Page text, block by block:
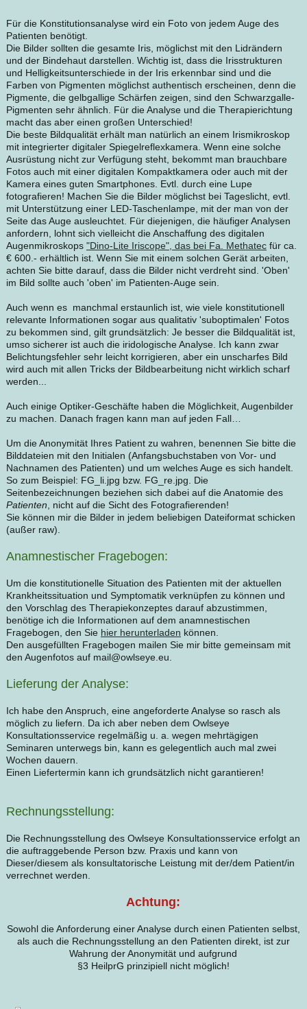
Für die Konstitutionsanalyse wird ein Foto von jedem Auge des
Patienten benötigt.
Die Bilder sollten die gesamte Iris, möglichst mit den Lidrändern
und der Bindehaut darstellen. Wichtig ist, dass die Irisstrukturen
und Helligkeitsunterschiede in der Iris erkennbar sind und die
Farben von Pigmenten möglichst authentisch erscheinen, denn die
Pigmente, die gelbgallige Schärfen zeigen, sind den Schwarzgalle-
Pigmenten sehr ähnlich. Für die Analyse und die Therapierichtung
macht das aber einen großen Unterschied!
Die beste Bildqualität erhält man natürlich an einem Irismikroskop
mit integrierter digitaler Spiegelreflexkamera. Wenn eine solche
Ausrüstung nicht zur Verfügung steht, bekommt man brauchbare
Fotos auch mit einer digitalen Kompaktkamera oder auch mit der
Kamera eines guten Smartphones. Evtl. durch eine Lupe
fotografieren! Machen Sie die Bilder möglichst bei Tageslicht, evtl.
mit Unterstützung einer LED-Taschenlampe, mit der man von der
Seite das Auge ausleuchtet. Für diejenigen, die häufiger Analysen
anfordern, lohnt sich vielleicht die Anschaffung des digitalen
Augenmikroskops "Dino-Lite Iriscope", das bei Fa. Methatecfür ca.
€ 600.- erhältlich ist. Wenn Sie mit einem solchen Gerät arbeiten,
achten Sie bitte darauf, dass die Bilder nicht verdreht sind. 'Oben'
im Bild sollte auch 'oben' im Patienten-Auge sein.
Auch wenn es manchmal erstaunlich ist, wie viele konstitutionell
relevante Informationen sogar aus qualitativ 'suboptimalen' Fotos
zu bekommen sind, gilt grundsätzlich: Je besser die Bildqualität ist,
umso sicherer ist auch die iridologische Analyse. Ich kann zwar
Belichtungsfehler sehr leicht korrigieren, aber ein unscharfes Bild
wird auch mit allen Tricks der Bildbearbeitung nicht wirklich scharf
werden...
Auch einige Optiker-Geschäfte haben die Möglichkeit, Augenbilder
zu machen. Danach fragen kann man auf jeden Fall…
Um die Anonymität Ihres Patient zu wahren, benennen Sie bitte die
Bilddateien mit den Initialen (Anfangsbuchstaben von Vor- und
Nachnamen des Patienten) und um welches Auge es sich handelt.
So zum Beispiel: FG_li.jpg bzw. FG_re.jpg. Die
Seitenbezeichnungen beziehen sich dabei auf die Anatomie des
Patienten , nicht auf die Sicht des Fotografierenden!
Sie können mir die Bilder in jedem beliebigen Dateiformat schicken
(außer raw).
Anamnestischer Fragebogen:
Um die konstitutionelle Situation des Patienten mit der aktuellen
Krankheitssituation und Symptomatik verknüpfen zu können und
den Vorschlag des Therapiekonzeptes darauf abzustimmen,
benötige ich die Informationen auf dem anamnestischen
Fragebogen, den Sie hier herunterladen können.
Den ausgefüllten Fragebogen mailen Sie mir bitte gemeinsam mit
den Augenfotos auf mail@owlseye.eu.
Lieferung der Analyse:
Ich habe den Anspruch, eine angeforderte Analyse so rasch als
möglich zu liefern. Da ich aber neben dem Owlseye
Konsultationsservice regelmäßig u. a. wegen mehrtägigen
Seminaren unterwegs bin, kann es gelegentlich auch mal zwei
Wochen dauern.
Einen Liefertermin kann ich grundsätzlich nicht garantieren!
Rechnungsstellung:
Die Rechnungsstellung des Owlseye Konsultationsservice erfolgt an
die auftraggebende Person bzw. Praxis und kann von
Dieser/diesem als konsultatorische Leistung mit der/dem Patient/in
verrechnet werden.
Achtung:
Sowohl die Anforderung einer Analyse durch einen Patienten selbst,
als auch die Rechnungsstellung an den Patienten direkt, ist zur
Wahrung der Anonymität und aufgrund
§3 HeilprG prinzipiell nicht möglich!